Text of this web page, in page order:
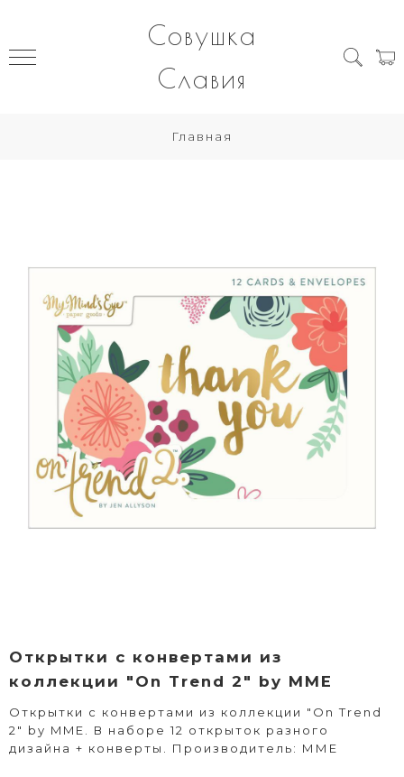
Совушка
Славия
Главная
Открытки с конвертами из
коллекции "On Trend 2" by MME
Открытки с конвертами из коллекции "On Trend
2" by MME. В наборе 12 открыток разного
дизайна + конверты. Производитель: ММЕ